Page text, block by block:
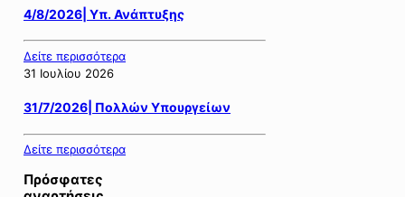
4/8/2026| Υπ. Ανάπτυξης
Δείτε περισσότερα
31 Ιουλίου 2026
31/7/2026| Πολλών Υπουργείων
Δείτε περισσότερα
Πρόσφατες